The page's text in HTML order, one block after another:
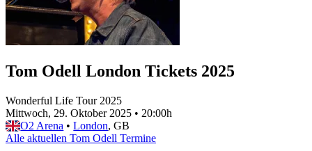
Tom Odell London Tickets 2025
Wonderful Life Tour 2025
Mittwoch, 29. Oktober 2025 • 20:00h
O2 Arena • London, GB
Alle aktuellen Tom Odell Termine